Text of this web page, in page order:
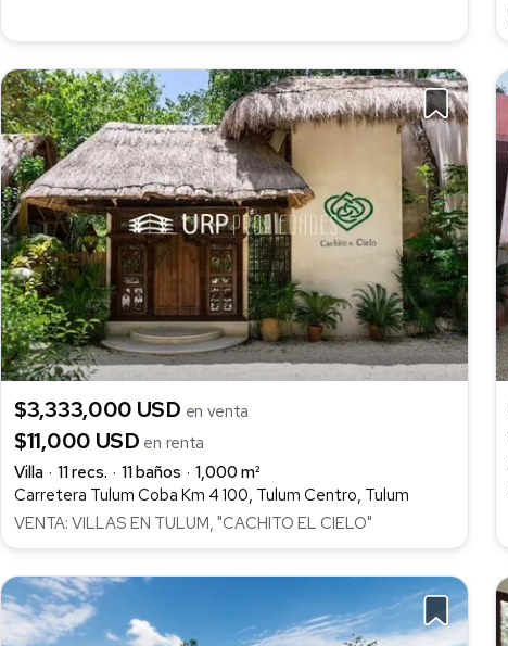
$3,333,000 USD en venta
$11,000 USD en renta
Villa
11 recs. 11 baños
1,000 m²
Carretera Tulum Coba Km 4 100, Tulum Centro, Tulum
VENTA: VILLAS EN TULUM, "CACHITO EL CIELO"